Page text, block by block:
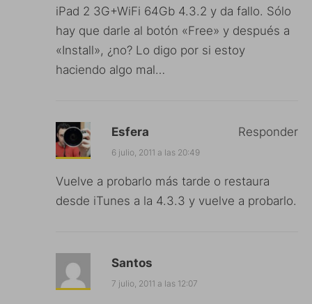
iPad 2 3G+WiFi 64Gb 4.3.2 y da fallo. Sólo
hay que darle al botón «Free» y después a
«Install», ¿no? Lo digo por si estoy
haciendo algo mal…
Esfera
6 julio, 2011 a las 20:49
Vuelve a probarlo más tarde o restaura
desde iTunes a la 4.3.3 y vuelve a probarlo.
Responder
Santos
7 julio, 2011 a las 12:07